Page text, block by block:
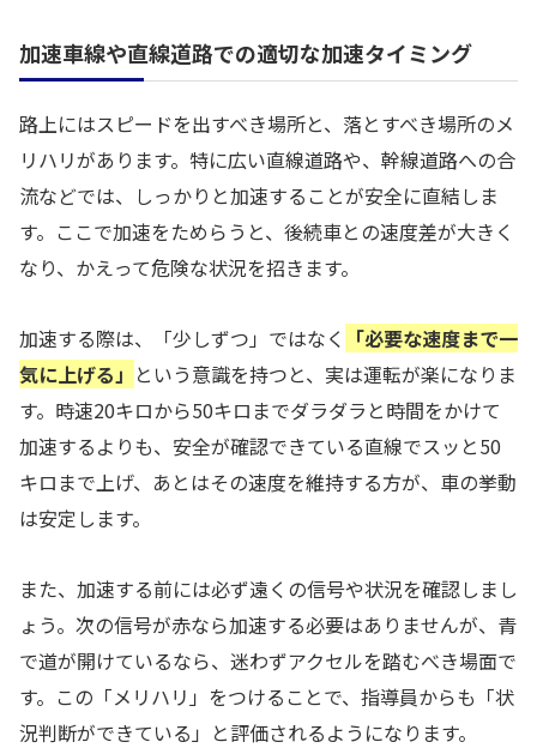
加速車線や直線道路での適切な加速タイミング
路上にはスピードを出すべき場所と、落とすべき場所のメ
リハリがあります。特に広い直線道路や、幹線道路への合
流などでは、しっかりと加速することが安全に直結しま
す。ここで加速をためらうと、後続車との速度差が大きく
なり、かえって危険な状況を招きます。
加速する際は、「少しずつ」ではなく
「必要な速度まで一
気に上げる」 という意識を持つと、実は運転が楽になりま
す。時速20キロから50キロまでダラダラと時間をかけて
加速するよりも、安全が確認できている直線でスッと50
キロまで上げ、あとはその速度を維持する方が、車の挙動
は安定します。
また、加速する前には必ず遠くの信号や状況を確認しまし
ょう。次の信号が赤なら加速する必要はありませんが、青
で道が開けているなら、迷わずアクセルを踏むべき場面で
す。この「メリハリ」をつけることで、指導員からも「状
況判断ができている」と評価されるようになります。